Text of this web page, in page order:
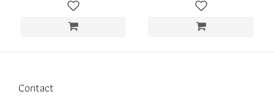
Contact